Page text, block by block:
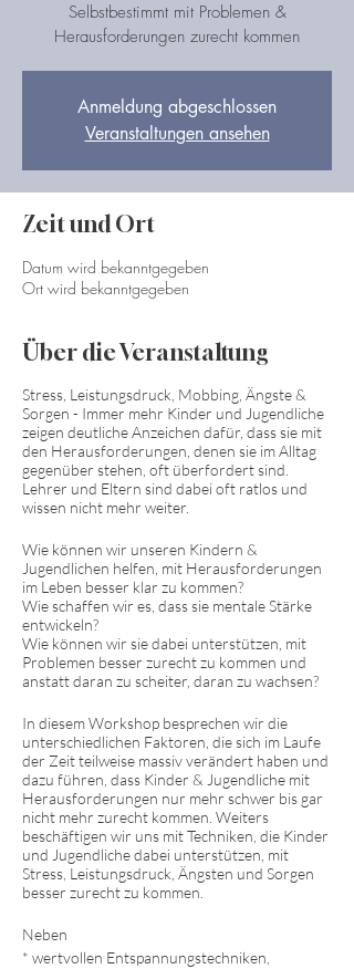
Selbstbestimmt mit Problemen &
Herausforderungen zurecht kommen
Anmeldung abgeschlossen
Veranstaltungen ansehen
Zeit und Ort
Datum wird bekanntgegeben
Ort wird bekanntgegeben
Über die Veranstaltung
Stress, Leistungsdruck, Mobbing, Ängste &
Sorgen - Immer mehr Kinder und Jugendliche
zeigen deutliche Anzeichen dafür, dass sie mit
den Herausforderungen, denen sie im Alltag
gegenüber stehen, oft überfordert sind.
Lehrer und Eltern sind dabei oft ratlos und
wissen nicht mehr weiter.
Wie können wir unseren Kindern &
Jugendlichen helfen, mit Herausforderungen
im Leben besser klar zu kommen?
Wie schaffen wir es, dass sie mentale Stärke
entwickeln?
Wie können wir sie dabei unterstützen, mit
Problemen besser zurecht zu kommen und
anstatt daran zu scheiter, daran zu wachsen?
In diesem Workshop besprechen wir die
unterschiedlichen Faktoren, die sich im Laufe
der Zeit teilweise massiv verändert haben und
dazu führen, dass Kinder & Jugendliche mit
Herausforderungen nur mehr schwer bis gar
nicht mehr zurecht kommen. Weiters
beschäftigen wir uns mit Techniken, die Kinder
und Jugendliche dabei unterstützen, mit
Stress, Leistungsdruck, Ängsten und Sorgen
besser zurecht zu kommen.
Neben
* wertvollen Entspannungstechniken,